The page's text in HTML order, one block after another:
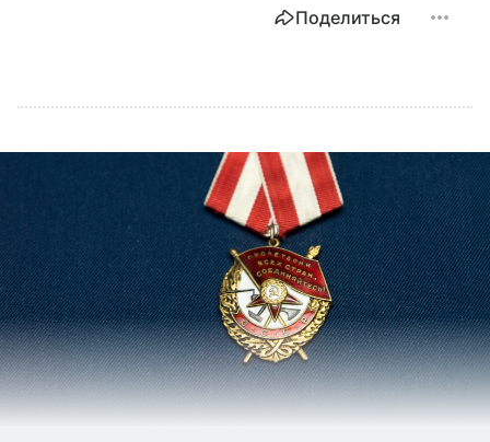
Поделиться